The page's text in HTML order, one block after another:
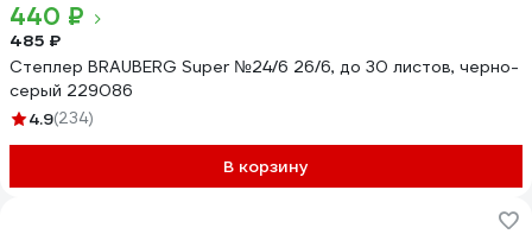
440 ₽
485 ₽
Степлер BRAUBERG Super №24/6 26/6, до 30 листов, черно-
серый 229086
4.9(234)
В корзину